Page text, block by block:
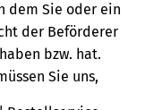
dem Sie oder ein
der Beförderer
bzw. hat.
Sie uns,